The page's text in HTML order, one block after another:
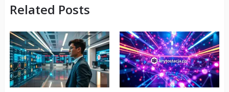
Related Posts